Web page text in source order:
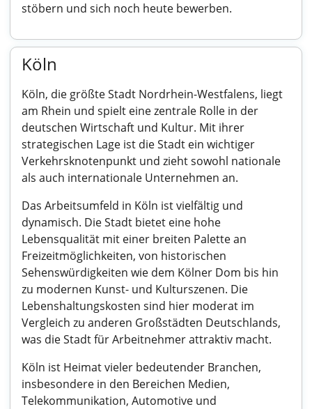
stöbern und sich noch heute bewerben.
Köln
Köln, die größte Stadt Nordrhein-Westfalens, liegt
am Rhein und spielt eine zentrale Rolle in der
deutschen Wirtschaft und Kultur. Mit ihrer
strategischen Lage ist die Stadt ein wichtiger
Verkehrsknotenpunkt und zieht sowohl nationale
als auch internationale Unternehmen an.
Das Arbeitsumfeld in Köln ist vielfältig und
dynamisch. Die Stadt bietet eine hohe
Lebensqualität mit einer breiten Palette an
Freizeitmöglichkeiten, von historischen
Sehenswürdigkeiten wie dem Kölner Dom bis hin
zu modernen Kunst- und Kulturszenen. Die
Lebenshaltungskosten sind hier moderat im
Vergleich zu anderen Großstädten Deutschlands,
was die Stadt für Arbeitnehmer attraktiv macht.
Köln ist Heimat vieler bedeutender Branchen,
insbesondere in den Bereichen Medien,
Telekommunikation, Automotive und